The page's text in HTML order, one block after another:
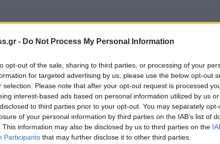
- Do Not Process My Personal Information
opt-out of the sale, sharing to third parties, or processing of your
for targeted advertising by us, please use the below opt-out
selection. Please note that after your opt-out request is processed
interest-based ads based on personal information utilized by us
to third parties prior to your opt-out. You may separately
of your personal information by third parties on the IAB’s list of
This information may also be disclosed by us to third parties on the
Participants that may further disclose it to other third parties.
ΜέΡΑ25 - Συμμαχία για τη Ρήξη·
ΜΜΕ, στη Σπάρτη
20 Ιουνίου (19:30) στην πάντα φιλόξενη αίθουσα του
Κέντρου Λακωνίας στη Σπάρτη
2023 20:08